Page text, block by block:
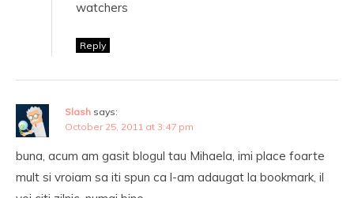
watchers
Reply
Slash says:
October 25, 2011 at 3:47 pm
buna, acum am gasit blogul tau Mihaela, imi place foarte
mult si vroiam sa iti spun ca l-am adaugat la bookmark, il